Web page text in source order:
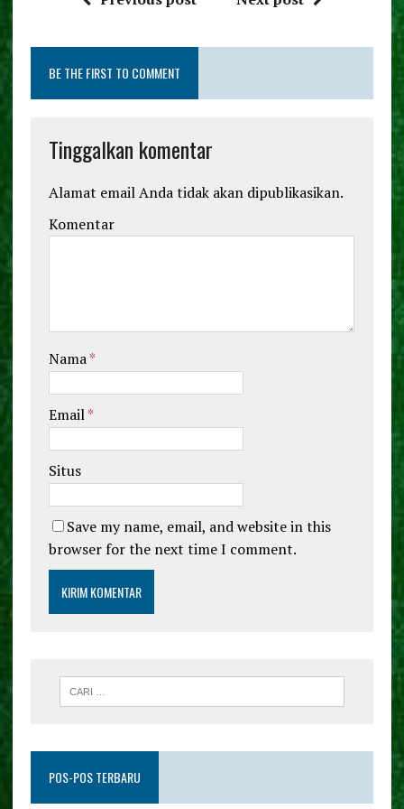
o
o
k
r
BE THE FIRST TO COMMENT
Tinggalkan komentar
Alamat email Anda tidak akan dipublikasikan.
Komentar
Nama*
Email*
Situs
Save my name, email, and website in this
browser for the next time I comment.
POS-POS TERBARU